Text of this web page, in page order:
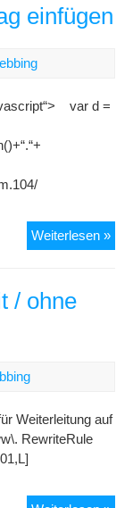
einfügen
var d =
Weiterlesen »
/ ohne
Weiterleitung auf
RewriteRule